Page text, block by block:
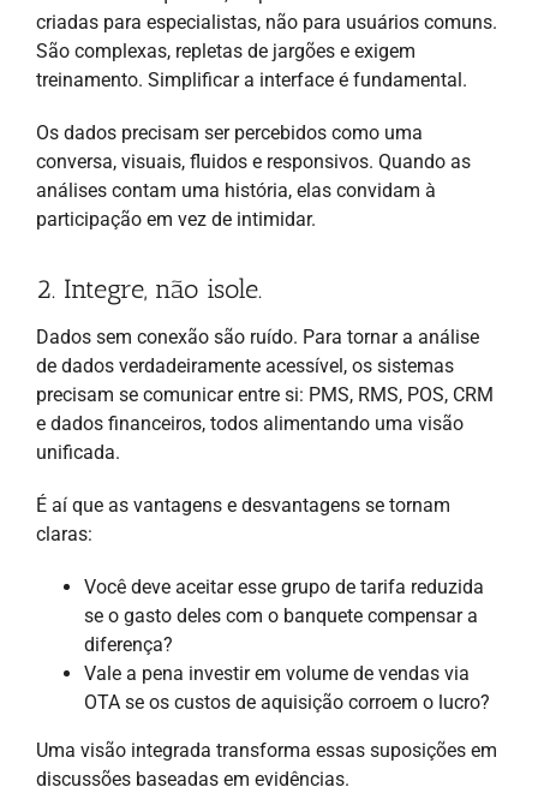
criadas para especialistas, não para usuários comuns.
São complexas, repletas de jargões e exigem
treinamento. Simplificar a interface é fundamental.
Os dados precisam ser percebidos como uma
conversa, visuais, fluidos e responsivos. Quando as
análises contam uma história, elas convidam à
participação em vez de intimidar.
2. Integre, não isole.
Dados sem conexão são ruído. Para tornar a análise
de dados verdadeiramente acessível, os sistemas
precisam se comunicar entre si: PMS, RMS, POS, CRM
e dados financeiros, todos alimentando uma visão
unificada.
É aí que as vantagens e desvantagens se tornam
claras:
Você deve aceitar esse grupo de tarifa reduzida
se o gasto deles com o banquete compensar a
diferença?
Vale a pena investir em volume de vendas via
OTA se os custos de aquisição corroem o lucro?
Uma visão integrada transforma essas suposições em
discussões baseadas em evidências.